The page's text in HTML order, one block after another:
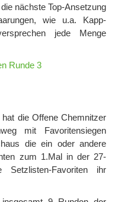
nächste Top-Ansetzung
wie u.a. Kapp-
jede Menge
Runde 3
hat die Offene Chemnitzer
mit Favoritensiegen
die ein oder andere
zum 1.Mal in der 27-
Setzlisten-Favoriten ihr